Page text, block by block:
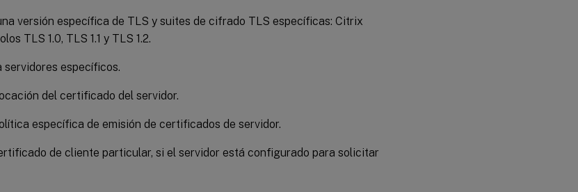
versión específica de TLS y suites de cifrado TLS específicas: Citrix
TLS 1.0, TLS 1.1 y TLS 1.2.
servidores específicos.
del certificado del servidor.
específica de emisión de certificados de servidor.
de cliente particular, si el servidor está configurado para solicitar